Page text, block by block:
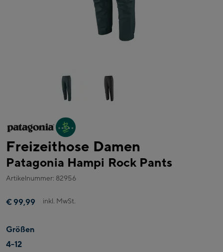
Freizeithose Damen
Patagonia Hampi Rock Pants
Artikelnummer: 82956
€ 99,99 inkl. MwSt.
Größen
4-12